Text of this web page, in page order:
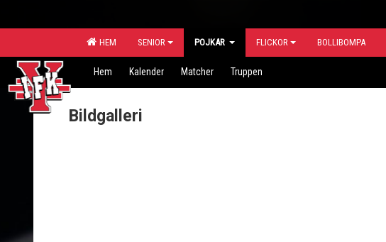
HEM SENIOR POJKAR FLICKOR BOLLIBOMPA
Hem Kalender Matcher Truppen
Bildgalleri